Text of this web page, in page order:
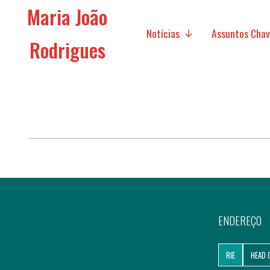
Maria João
Rodrigues
Notícias Assuntos
Políticas
Assuntos
Migração
Pesquisa
ENDEREÇO
RIE HEAD